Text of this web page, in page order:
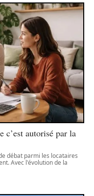
c’est autorisé par la
débat parmi les locataires
Avec l'évolution de la